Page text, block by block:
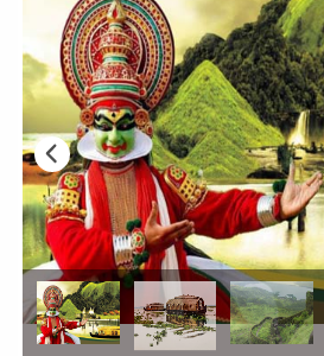
Voyage Thématique
Ville Touristiques
Circuit Sur Mesure
Infos Pratiques
Qui Sommes Nous
Qui Sommes Nous